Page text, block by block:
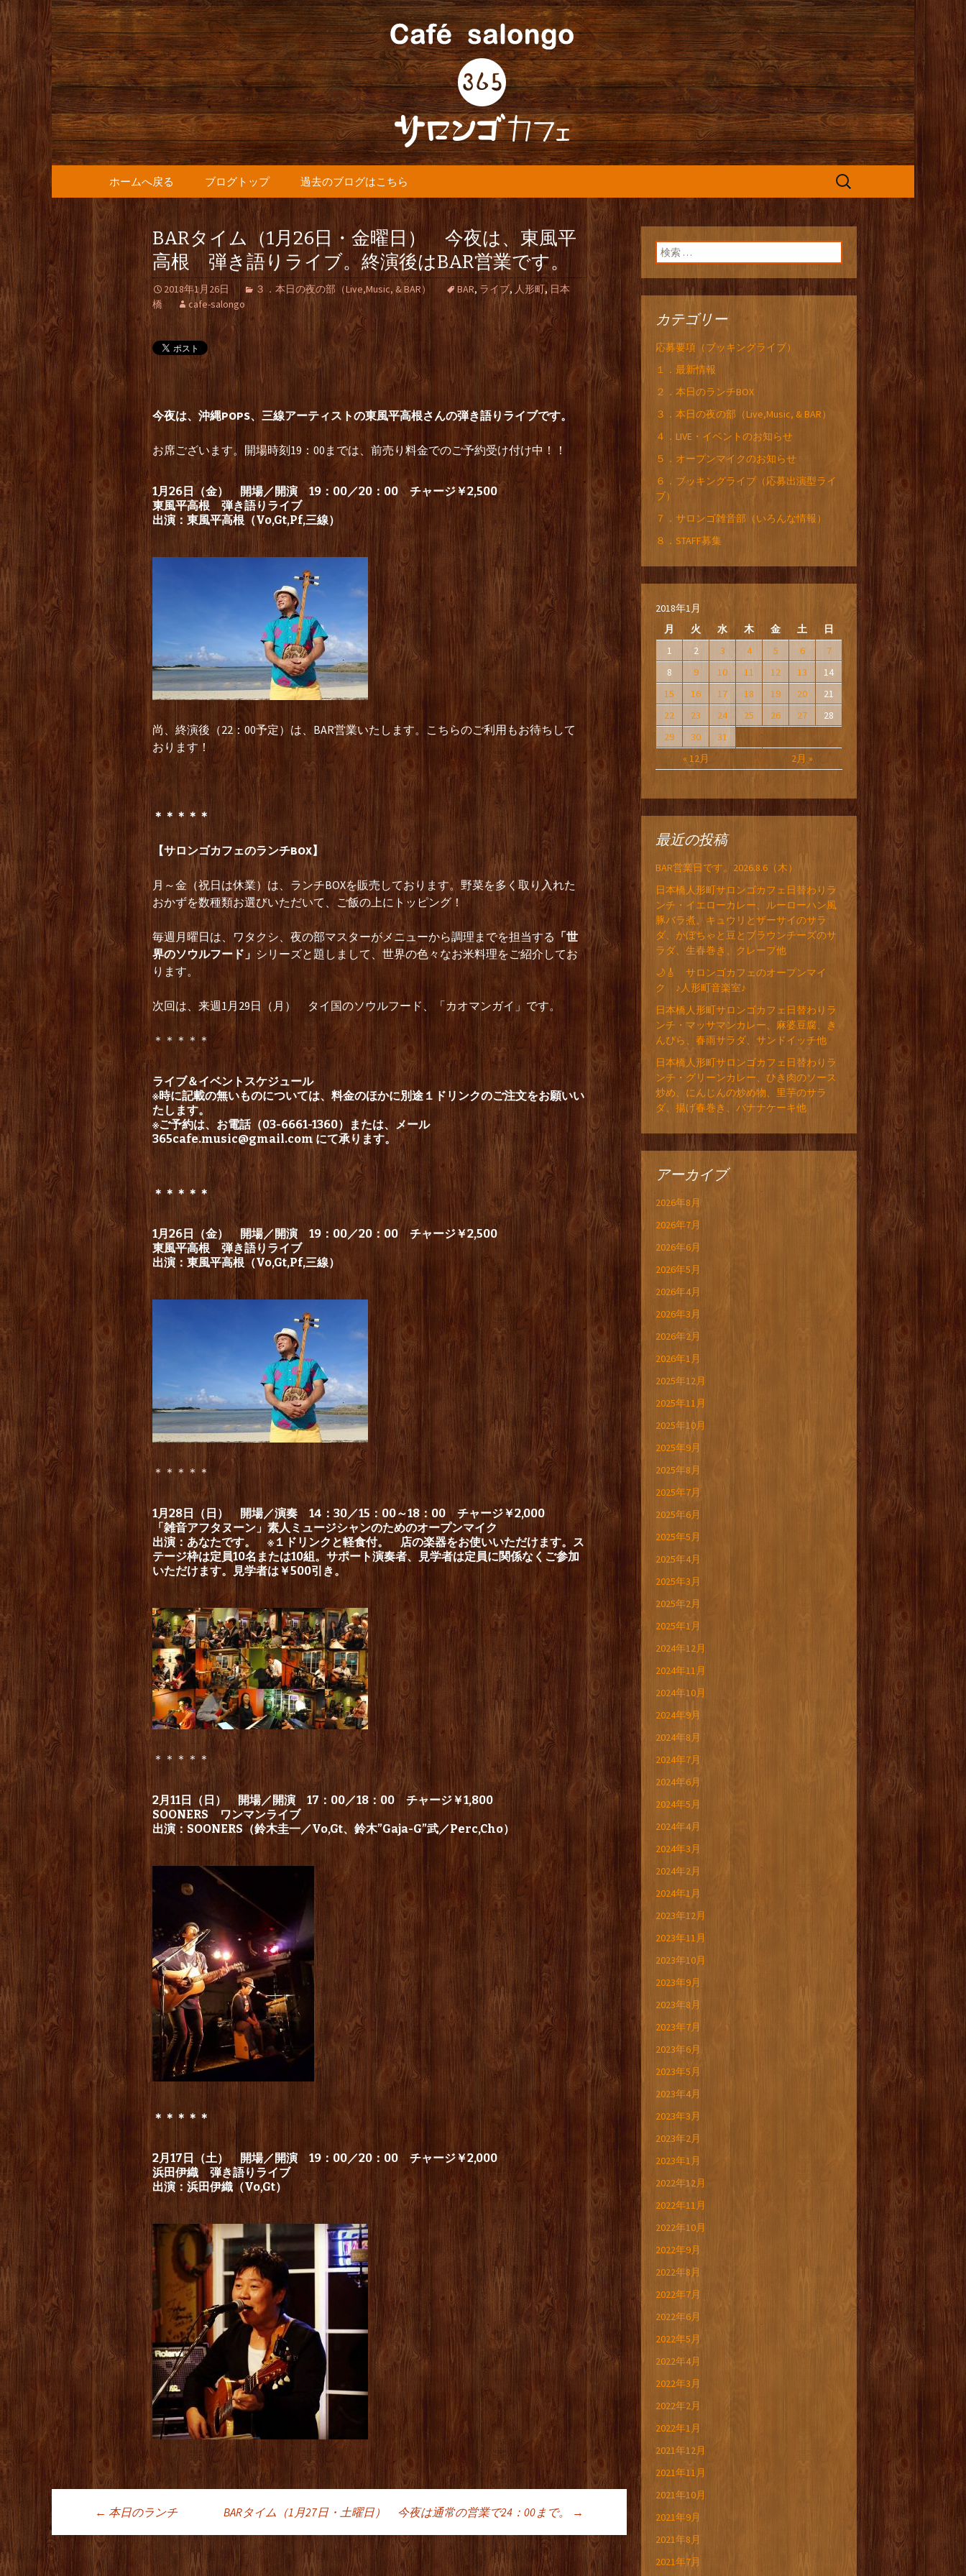
人形町の『365(サロンゴ)カフェ』よりお
知らせ
人形町の音楽カフェ『365カフェ』より最新情報をお届けします。
コンテンツへ移動
ホームへ戻る ブログトップ 過去のブログはこちら
検
BARタイム（1月26日・金曜日） 今夜は、東風平
高根 弾き語りライブ。終演後はBAR営業です。
2018年1月26日 ３．本日の夜の部（Live,Music, & BAR） BAR, ライブ, 人形町, 日本
橋
cafe-salongo
今夜は、沖縄POPS、三線アーティストの東風平高根さんの弾き語りライブです。
お席ございます。開場時刻19：00までは、前売り料金でのご予約受け付け中！！
1月26日（金） 開場／開演 19：00／20：00 チャージ￥2,500
東風平高根 弾き語りライブ
出演：東風平高根（Vo,Gt,Pf,三線）
尚、終演後（22：00予定）は、BAR営業いたします。こちらのご利用もお待ちして
おります！
＊＊＊＊＊
【サロンゴカフェのランチBOX】
月～金（祝日は休業）は、ランチBOXを販売しております。野菜を多く取り入れた
おかずを数種類お選びいただいて、ご飯の上にトッピング！
毎週月曜日は、ワタクシ、夜の部マスターがメニューから調理までを担当する 「世
界のソウルフード」 シリーズと題しまして、世界の色々なお米料理をご紹介してお
ります。
次回は、来週1月29日（月） タイ国のソウルフード、「カオマンガイ」です。
＊＊＊＊＊
ライブ＆イベントスケジュール
※時に記載の無いものについては、料金のほかに別途１ドリンクのご注文をお願いい
たします。
※ご予約は、お電話（03-6661-1360）または、メール
365cafe.music@gmail.com にて承ります。
＊＊＊＊＊
1月26日（金） 開場／開演 19：00／20：00 チャージ￥2,500
東風平高根 弾き語りライブ
出演：東風平高根（Vo,Gt,Pf,三線）
＊＊＊＊＊
1月28日（日） 開場／演奏 14：30／15：00～18：00 チャージ￥2,000
「雑音アフタヌーン」素人ミュージシャンのためのオープンマイク
出演：あなたです。 ※１ドリンクと軽食付。 店の楽器をお使いいただけます。ス
テージ枠は定員10名または10組。サポート演奏者、見学者は定員に関係なくご参加
いただけます。見学者は￥500引き。
＊＊＊＊＊
2月11日（日） 開場／開演 17：00／18：00 チャージ￥1,800
SOONERS ワンマンライブ
出演：SOONERS（鈴木圭一／Vo,Gt、鈴木”Gaja-G”武／Perc,Cho）
＊＊＊＊＊
2月17日（土） 開場／開演 19：00／20：00 チャージ￥2,000
浜田伊織 弾き語りライブ
出演：浜田伊織（Vo,Gt）
投稿ナビゲーション
← 本日のランチ BARタイム（1月27日・土曜日） 今夜は通常の営業で24：00まで。 →
検索:
カテゴリー
応募要項（ブッキングライブ）
１．最新情報
２．本日のランチBOX
３．本日の夜の部（Live,Music, & BAR）
４．LIVE・イベントのお知らせ
５．オープンマイクのお知らせ
６．ブッキングライブ（応募出演型ライ
ブ）
７．サロンゴ雑音部（いろんな情報）
８．STAFF募集
2018年1月
月
火 水 木 金 土 日
« 12月 2月 »
1 2 3 4 5 6
7
8
9 10 11 12 13
14
15
16 17 18 19 20
21
22
23 24 25 26 27
28
29
30 31
最近の投稿
BAR営業日です。2026.8.6（木）
日本橋人形町サロンゴカフェ日替わりラ
ンチ・イエローカレー、ルーローハン風
豚バラ煮、キュウリとザーサイのサラ
ダ、かぼちゃと豆とブラウンチーズのサ
ラダ、生春巻き、クレープ他
🌙🎸 サロンゴカフェのオープンマイ
ク ♪人形町音楽室♪
日本橋人形町サロンゴカフェ日替わりラ
ンチ・マッサマンカレー、麻婆豆腐、き
んぴら、春雨サラダ、サンドイッチ他
日本橋人形町サロンゴカフェ日替わりラ
ンチ・グリーンカレー、ひき肉のソース
炒め、にんじんの炒め物、里芋のサラ
ダ、揚げ春巻き、バナナケーキ他
アーカイブ
2026年8月
2026年7月
2026年6月
2026年5月
2026年4月
2026年3月
2026年2月
2026年1月
2025年12月
2025年11月
2025年10月
2025年9月
2025年8月
2025年7月
2025年6月
2025年5月
2025年4月
2025年3月
2025年2月
2025年1月
2024年12月
2024年11月
2024年10月
2024年9月
2024年8月
2024年7月
2024年6月
2024年5月
2024年4月
2024年3月
2024年2月
2024年1月
2023年12月
2023年11月
2023年10月
2023年9月
2023年8月
2023年7月
2023年6月
2023年5月
2023年4月
2023年3月
2023年2月
2023年1月
2022年12月
2022年11月
2022年10月
2022年9月
2022年8月
2022年7月
2022年6月
2022年5月
2022年4月
2022年3月
2022年2月
2022年1月
2021年12月
2021年11月
2021年10月
2021年9月
2021年8月
2021年7月